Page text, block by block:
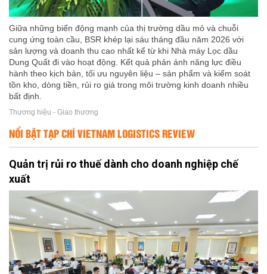
Giữa những biến động mạnh của thị trường dầu mỏ và chuỗi
cung ứng toàn cầu, BSR khép lại sáu tháng đầu năm 2026 với
sản lượng và doanh thu cao nhất kể từ khi Nhà máy Lọc dầu
Dung Quất đi vào hoạt động. Kết quả phản ánh năng lực điều
hành theo kịch bản, tối ưu nguyên liệu – sản phẩm và kiểm soát
tồn kho, dòng tiền, rủi ro giá trong môi trường kinh doanh nhiều
bất định.
Thương hiệu - Giao thương
NỔI BẬT TẠP CHÍ VIETNAM LOGISTICS REVIEW
Quản trị rủi ro thuế dành cho doanh nghiệp chế
xuất